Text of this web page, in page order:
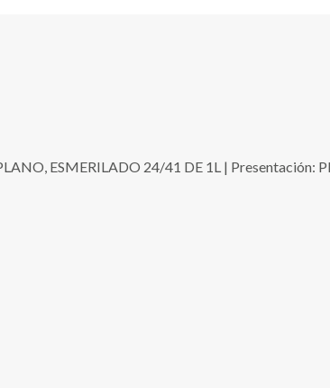
ESMERILADO 24/41 DE 1L | Presentación: